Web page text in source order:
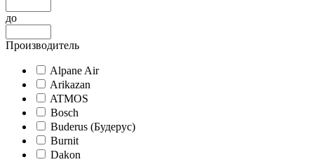
до
Производитель
Alpane Air
Arikazan
ATMOS
Bosch
Buderus (Будерус)
Burnit
Dakon